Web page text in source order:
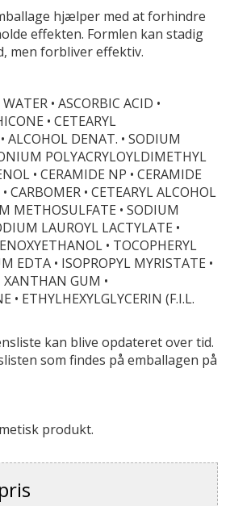
hjælper med at forhindre
effekten. Formlen kan stadig
men forbliver effektiv.
• ASCORBIC ACID •
• CETEARYL
ALCOHOL DENAT. • SODIUM
POLYACRYLOYLDIMETHYL
• CERAMIDE NP • CERAMIDE
CARBOMER • CETEARYL ALCOHOL
METHOSULFATE • SODIUM
LAUROYL LACTYLATE •
• TOCOPHERYL
EDTA • ISOPROPYL MYRISTATE •
XANTHAN GUM •
• ETHYLHEXYLGLYCERIN (F.I.L.
kan blive opdateret over tid.
som findes på emballagen på
produkt.